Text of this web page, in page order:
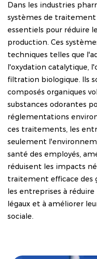
Dans les industries
systèmes de traitement
essentiels pour réduire
production. Ces
techniques telles que
l'oxydation catalytique,
filtration biologique. Ils
composés organiques
substances odorantes
réglementations
ces traitements, les
seulement
santé des employés,
réduisent les impacts
traitement efficace des
les entreprises à
légaux et à améliorer
sociale.